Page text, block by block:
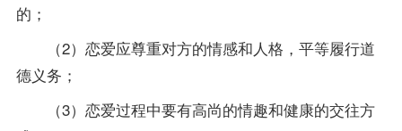
的；
（2）恋爱应尊重对方的情感和人格，平等履行道
德义务；
（3）恋爱过程中要有高尚的情趣和健康的交往方